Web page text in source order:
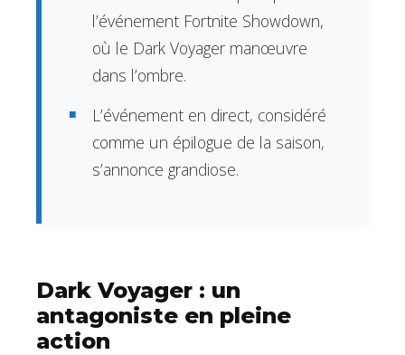
l’événement Fortnite Showdown,
où le Dark Voyager manœuvre
dans l’ombre.
L’événement en direct, considéré
comme un épilogue de la saison,
s’annonce grandiose.
Dark Voyager : un
antagoniste en pleine
action